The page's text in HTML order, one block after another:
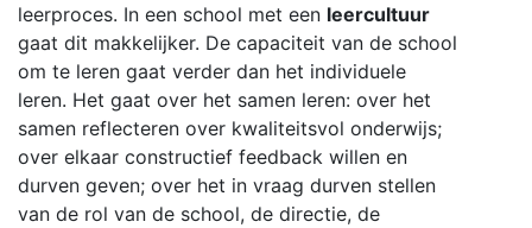
leerproces. In een school met een leercultuur
gaat dit makkelijker. De capaciteit van de school
om te leren gaat verder dan het individuele
leren. Het gaat over het samen leren: over het
samen reflecteren over kwaliteitsvol onderwijs;
over elkaar constructief feedback willen en
durven geven; over het in vraag durven stellen
van de rol van de school, de directie, de